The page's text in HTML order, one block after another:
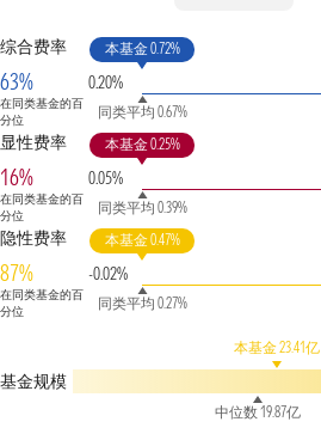
综合费率
63%
在同类基金的百
分位
0.20%
本基金 0.72%
同类平均 0.67%
显性费率
16%
在同类基金的百
分位
0.05%
本基金 0.25%
同类平均 0.39%
隐性费率
87%
在同类基金的百
分位
-0.02%
本基金 0.47%
同类平均 0.27%
基金规模
本基金 23.41亿
中位数 19.87亿